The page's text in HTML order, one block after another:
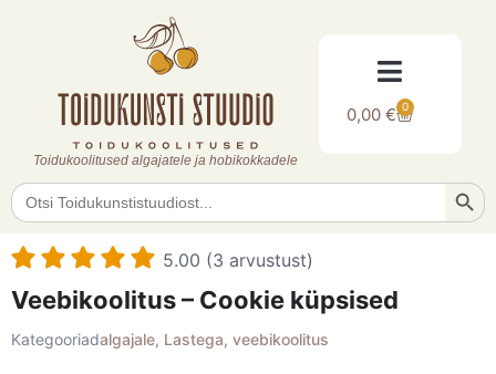
Toidukoolitused algajatele ja hobikokkadele
0,00€ 0
Search
for:
5.00 (3 arvustust)
Veebikoolitus – Cookie küpsised
Kategooriadalgajale, Lastega, veebikoolitus